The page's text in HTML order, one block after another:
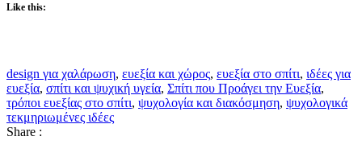
Like this:
design για χαλάρωση, ευεξία και χώρος, ευεξία στο σπίτι, ιδέες για
ευεξία, σπίτι και ψυχική υγεία, Σπίτι που Προάγει την Ευεξία,
τρόποι ευεξίας στο σπίτι, ψυχολογία και διακόσμηση, ψυχολογικά
τεκμηριωμένες ιδέες
Share :